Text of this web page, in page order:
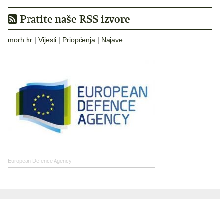
Pratite naše RSS izvore
morh.hr | Vijesti | Priopćenja | Najave
European Defence Agency